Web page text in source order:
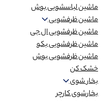
ماشین لباسشویی بوش
ماشین ظرفشویی
ماشین ظرفشویی ال جی
ماشین ظرفشویی بکو
ماشین ظرفشویی بوش
خشک کن
بخار شوی
بخارشوی کارچر